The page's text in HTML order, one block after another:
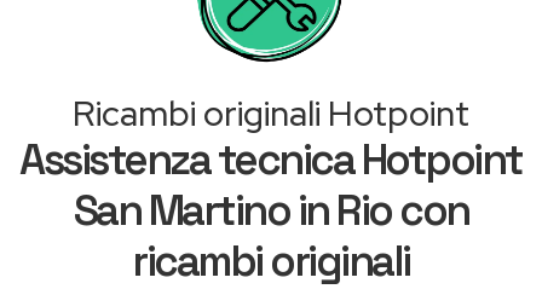
Ricambi originali Hotpoint
Assistenza tecnica Hotpoint
San Martino in Rio con
ricambi originali